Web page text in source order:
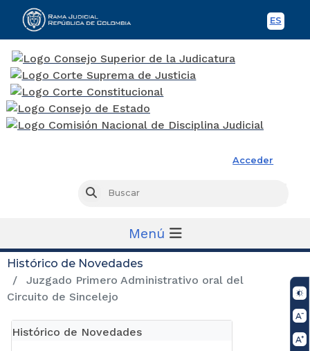
ES
Acceder
Buscar
Menú
Histórico de Novedades
Juzgado Primero Administrativo oral del
Circuito de Sincelejo
Histórico de Novedades